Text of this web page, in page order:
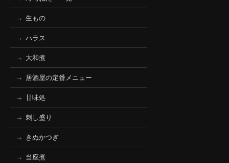
生もの
ハラス
大和煮
居酒屋の定番メニュー
甘味処
刺し盛り
きぬかつぎ
当座煮